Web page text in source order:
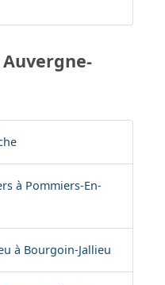
à Pommiers-En-
à Bourgoin-Jallieu